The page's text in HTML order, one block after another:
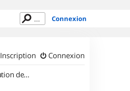
Connexion
Connexion
Inscription
Organisation de sorties en région Alsace